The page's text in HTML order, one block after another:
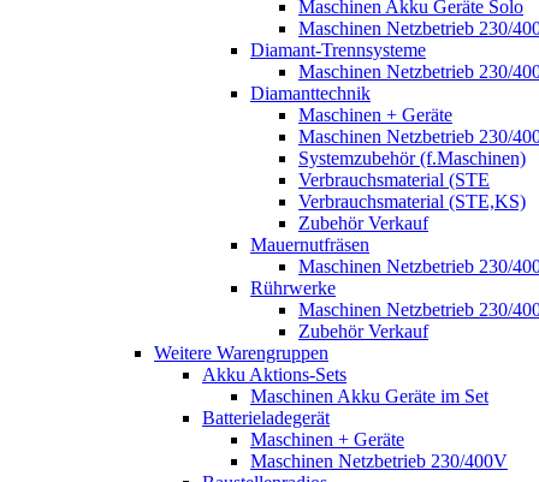
Maschinen Akku Geräte Solo
Maschinen Netzbetrieb 230/
Diamant-Trennsysteme
Maschinen Netzbetrieb 230/
Diamanttechnik
Maschinen + Geräte
Maschinen Netzbetrieb 230/
Systemzubehör (f.Maschinen)
Verbrauchsmaterial (STE
Verbrauchsmaterial (STE,KS)
Zubehör Verkauf
Mauernutfräsen
Maschinen Netzbetrieb 230/
Rührwerke
Maschinen Netzbetrieb 230/
Zubehör Verkauf
Weitere Warengruppen
Akku Aktions-Sets
Maschinen Akku Geräte im Set
Batterieladegerät
Maschinen + Geräte
Maschinen Netzbetrieb 230/400V